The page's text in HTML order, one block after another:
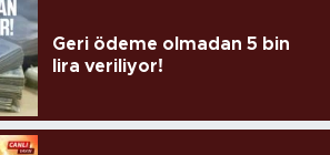
Geri ödeme olmadan 5 bin
lira veriliyor!